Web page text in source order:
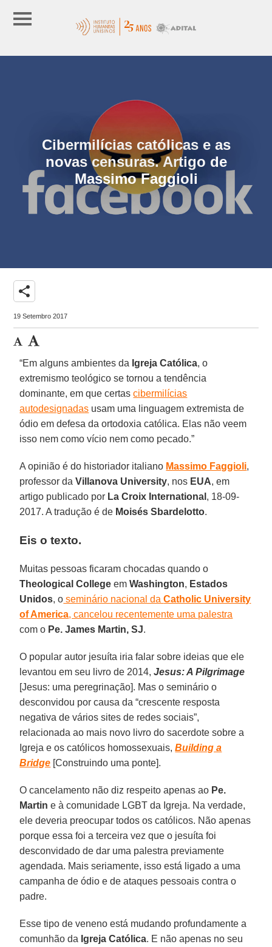
Cibermilícias católicas e as
novas censuras. Artigo de
Massimo Faggioli
share
19 Setembro 2017
“Em alguns ambientes da Igreja Católica, o
extremismo teológico se tornou a tendência
dominante, em que certascibermilícias
autodesignadas usam uma linguagem extremista de
ódio em defesa da ortodoxia católica. Elas não veem
isso nem como vício nem como pecado.”
A opinião é do historiador italiano Massimo Faggioli,
professor daVillanova University, nos EUA, em
artigo publicado por La Croix International , 18-09-
2017. A tradução é de Moisés Sbardelotto.
Eis o texto.
Muitas pessoas ficaram chocadas quando o
Theological College emWashington, Estados
Unidos, o seminário nacional daCatholic University
of America, cancelou recentemente uma palestra
com o Pe. James Martin, SJ.
O popular autor jesuíta iria falar sobre ideias que ele
levantou em seu livro de 2014,Jesus: A Pilgrimage
[Jesus: uma peregrinação]. Mas o seminário o
desconvidou por causa da “crescente resposta
negativa de vários sites de redes sociais”,
relacionada ao mais novo livro do sacerdote sobre a
Igreja e os católicos homossexuais,Building a
Bridge [Construindo uma ponte].
O cancelamento não diz respeito apenas ao Pe.
Martin e à comunidade LGBT da Igreja. Na verdade,
ele deveria preocupar todos os católicos. Não apenas
porque essa foi a terceira vez que o jesuíta foi
desconvidado de dar uma palestra previamente
agendada. Mais seriamente, isso está ligado a uma
campanha de ódio e de ataques pessoais contra o
padre.
Esse tipo de veneno está mudando profundamente a
comunhão da Igreja Católica. E não apenas no seu